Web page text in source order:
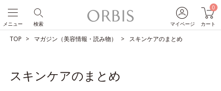
マイページ
0
カート
検索
メニュー
TOP マガジン（美容情報・読み物） スキンケアのまとめ
スキンケアのまとめ